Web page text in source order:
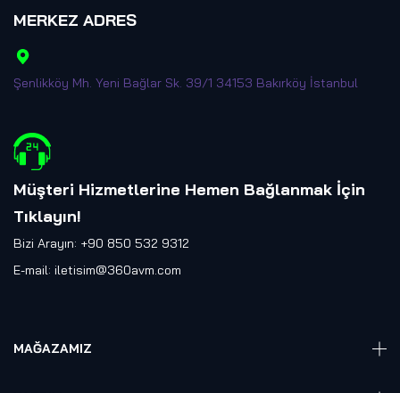
MERKEZ ADRES
Şenlikköy Mh. Yeni Bağlar Sk. 39/1 34153 Bakırköy İstanbul
Müşteri Hizmetlerine Hemen Bağlanmak İçin
Tıklayın!
Bizi Arayın: +90 850 532 9312
E-mail: iletisim@360avm.com
MAĞAZAMIZ